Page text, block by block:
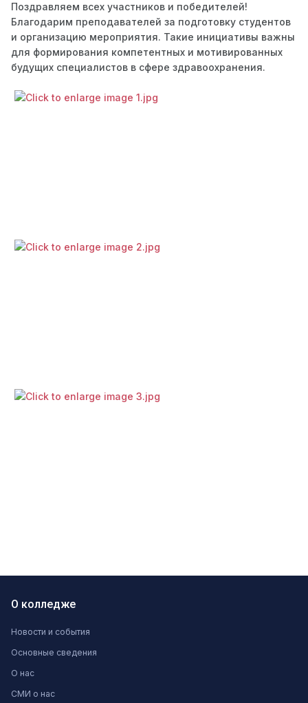
Поздравляем всех участников и победителей!
Благодарим преподавателей за подготовку студентов
и организацию мероприятия. Такие инициативы важны
для формирования компетентных и мотивированных
будущих специалистов в сфере здравоохранения.
О колледже
Новости и события
Основные сведения
О нас
СМИ о нас